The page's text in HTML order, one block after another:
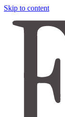
Skip to content